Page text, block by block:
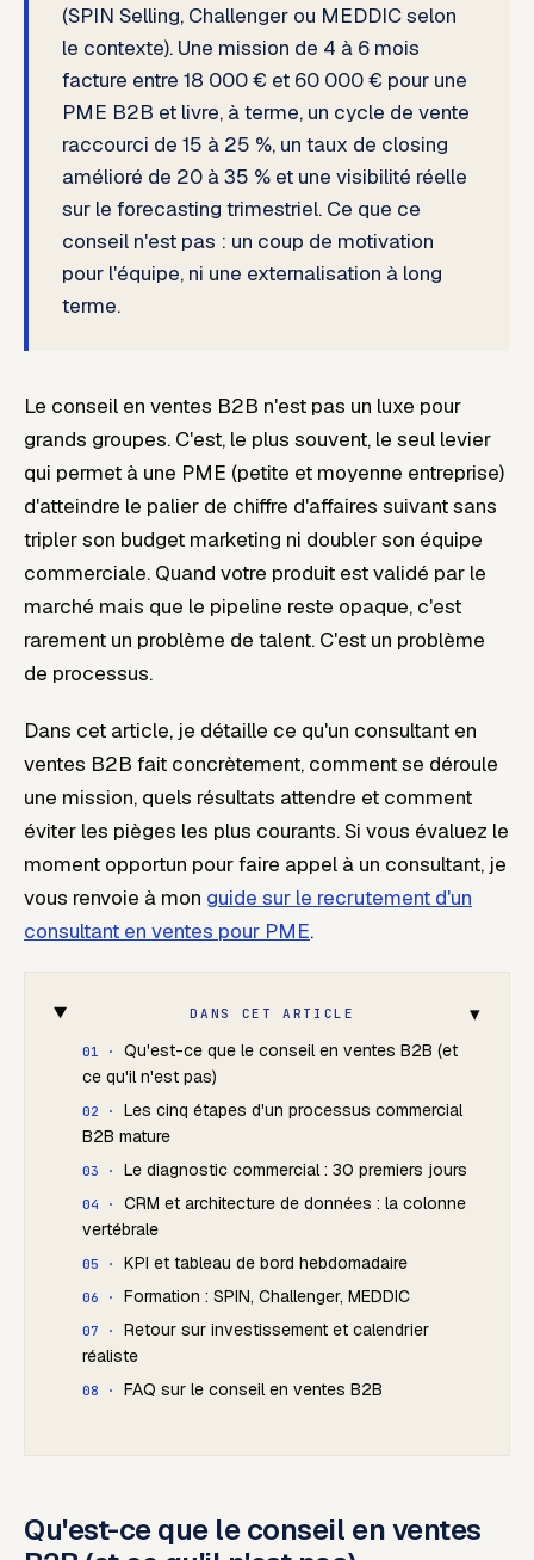
(SPIN Selling, Challenger ou MEDDIC selon
le contexte). Une mission de 4 à 6 mois
facture entre 18 000 € et 60 000 € pour une
PME B2B et livre, à terme, un cycle de vente
raccourci de 15 à 25 %, un taux de closing
amélioré de 20 à 35 % et une visibilité réelle
sur le forecasting trimestriel. Ce que ce
conseil n'est pas : un coup de motivation
pour l'équipe, ni une externalisation à long
terme.
Le conseil en ventes B2B n'est pas un luxe pour
grands groupes. C'est, le plus souvent, le seul levier
qui permet à une PME (petite et moyenne entreprise)
d'atteindre le palier de chiffre d'affaires suivant sans
tripler son budget marketing ni doubler son équipe
commerciale. Quand votre produit est validé par le
marché mais que le pipeline reste opaque, c'est
rarement un problème de talent. C'est un problème
de processus.
Dans cet article, je détaille ce qu'un consultant en
ventes B2B fait concrètement, comment se déroule
une mission, quels résultats attendre et comment
éviter les pièges les plus courants. Si vous évaluez le
moment opportun pour faire appel à un consultant, je
vous renvoie à mon guide sur le recrutement d'un
consultant en ventes pour PME.
DANS CET ARTICLE ▾
Qu'est-ce que le conseil en ventes B2B (et
ce qu'il n'est pas)
Les cinq étapes d'un processus commercial
B2B mature
Le diagnostic commercial : 30 premiers jours
CRM et architecture de données : la colonne
vertébrale
KPI et tableau de bord hebdomadaire
Formation : SPIN, Challenger, MEDDIC
Retour sur investissement et calendrier
réaliste
FAQ sur le conseil en ventes B2B
Qu'est-ce que le conseil en ventes